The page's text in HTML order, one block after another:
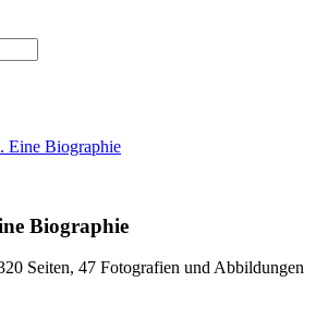
Biographie
Seiten, 47 Fotografien und Abbildungen